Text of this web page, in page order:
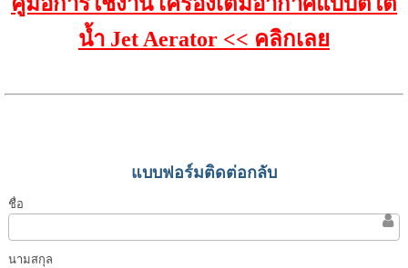
น้ำ Jet Aerator << คลิกเลย
แบบฟอร์มติดต่อกลับ
ชื่อ
นามสกุล